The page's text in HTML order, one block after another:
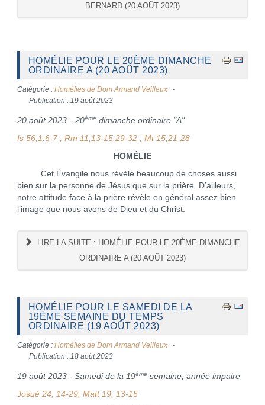
BERNARD (20 AOÛT 2023)
HOMÉLIE POUR LE 20ÈME DIMANCHE
ORDINAIRE A (20 AOÛT 2023)
Catégorie : Homélies de Dom Armand Veilleux
Publication : 19 août 2023
20 août 2023 --20ème dimanche ordinaire "A"
Is 56,1.6-7 ; Rm 11,13-15.29-32 ; Mt 15,21-28
HOMÉLIE
Cet Évangile nous révèle beaucoup de choses aussi
bien sur la personne de Jésus que sur la prière. D’ailleurs,
notre attitude face à la prière révèle en général assez bien
l’image que nous avons de Dieu et du Christ.
LIRE LA SUITE : HOMÉLIE POUR LE 20ÈME DIMANCHE
ORDINAIRE A (20 AOÛT 2023)
HOMÉLIE POUR LE SAMEDI DE LA
19ÈME SEMAINE DU TEMPS
ORDINAIRE (19 AOÛT 2023)
Catégorie : Homélies de Dom Armand Veilleux
Publication : 18 août 2023
19 août 2023 - Samedi de la 19ème semaine, année impaire
Josué 24, 14-29; Matt 19, 13-15